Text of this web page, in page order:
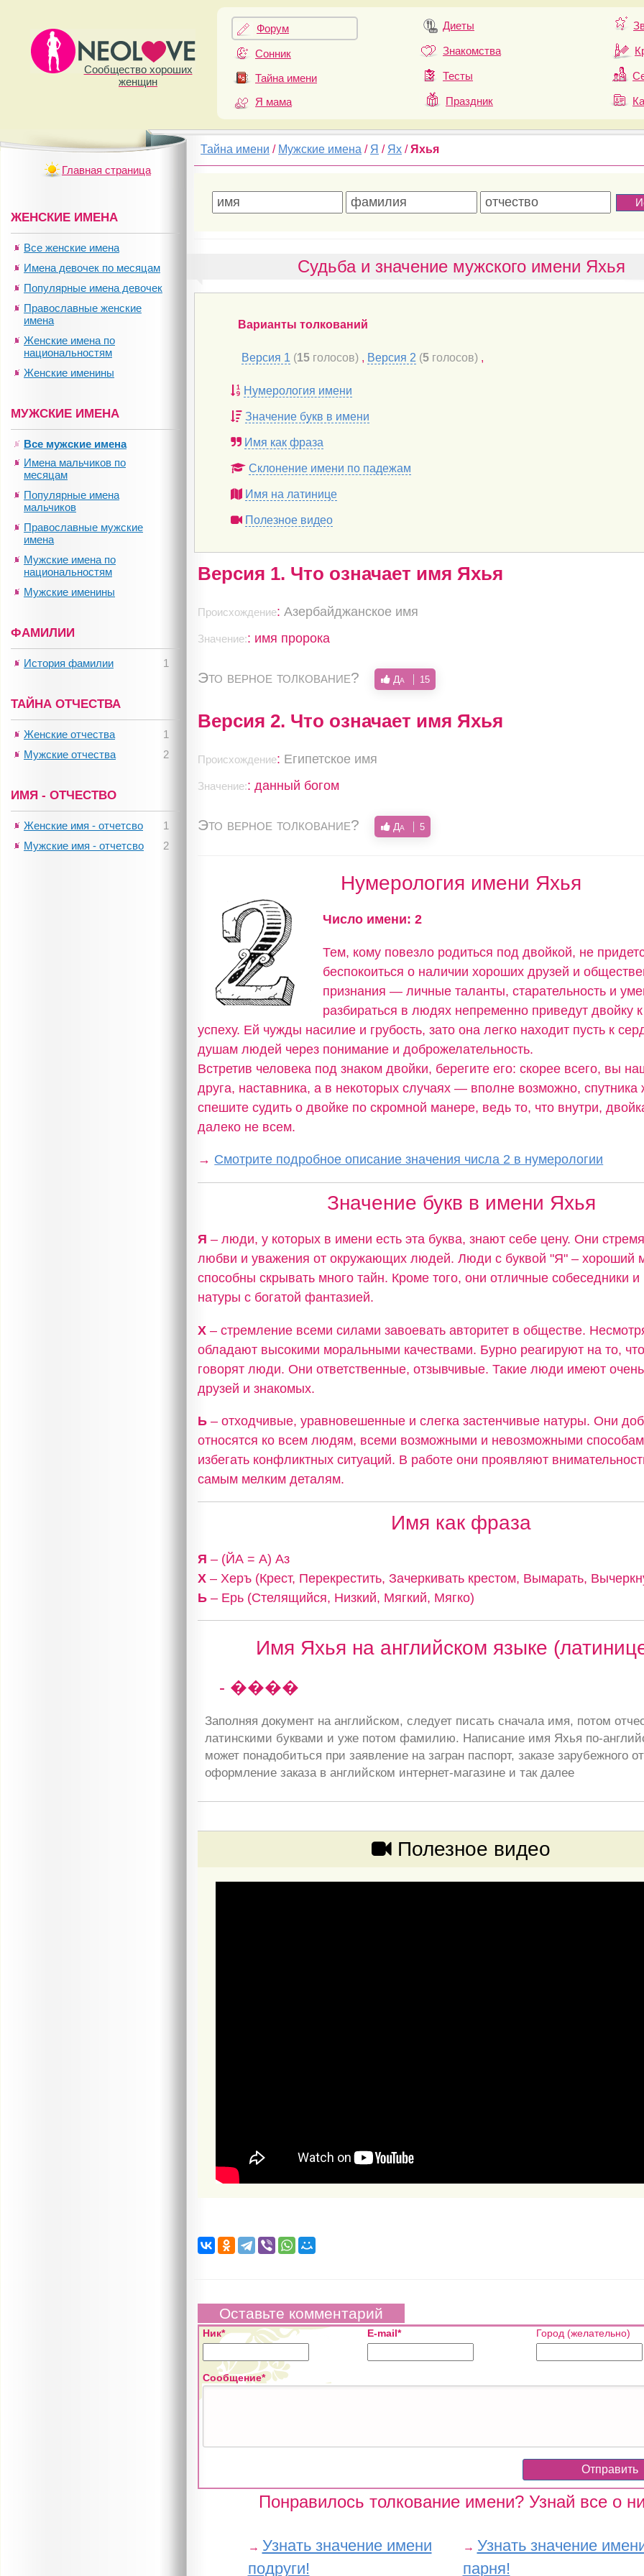
Сообщество хороших
женщин
Форум
Сонник
Тайна имени
Я мама
Диеты
Знакомства
Тесты
Праздник
Тайна имени / Мужские имена / Я / Ях /Яхья
Судьба и значение мужского имени Яхья
Варианты толкований
Версия 1 (15 голосов) , Версия 2 (5 голосов) ,
Нумерология имени
Значение букв в имени
Имя как фраза
Склонение имени по падежам
Имя на латинице
Полезное видео
Версия 1. Что означает имя Яхья
Происхождение:Азербайджанское имя
Значение:: имя пророка
Это верное толкование? Да 15
Версия 2. Что означает имя Яхья
Происхождение: Египетское имя
Значение:: данный богом
Это верное толкование? Да 5
Нумерология имени Яхья
Число имени: 2
Тем, кому повезло родиться под двойкой, не
беспокоиться о наличии хороших друзей и
признания — личные таланты, старательность и
разбираться в людях непременно приведут двойку
успеху. Ей чужды насилие и грубость, зато она легко находит пусть к
душам людей через понимание и доброжелательность.
Встретив человека под знаком двойки, берегите его: скорее всего, вы
друга, наставника, а в некоторых случаях — вполне возможно,
спешите судить о двойке по скромной манере, ведь то, что внутри,
далеко не всем.
→ Смотрите подробное описание значения числа 2 в нумерологии
Значение букв в имени Яхья
Я – люди, у которых в имени есть эта буква, знают себе цену. Они
любви и уважения от окружающих людей. Люди с буквой "Я" – хороший
способны скрывать много тайн. Кроме того, они отличные собеседники
натуры с богатой фантазией.
Х – стремление всеми силами завоевать авторитет в обществе.
обладают высокими моральными качествами. Бурно реагируют на то,
говорят люди. Они ответственные, отзывчивые. Такие люди имеют
друзей и знакомых.
Ь – отходчивые, уравновешенные и слегка застенчивые натуры. Они
относятся ко всем людям, всеми возможными и невозможными
избегать конфликтных ситуаций. В работе они проявляют
самым мелким деталям.
Имя как фраза
Я – (ЙА = А) Аз
Х – Херъ (Крест, Перекрестить, Зачеркивать крестом, Вымарать,
Ь – Ерь (Стелящийся, Низкий, Мягкий, Мягко)
Имя Яхья на английском языке
- ����
Заполняя документ на английском, следует писать сначала имя, потом
латинскими буквами и уже потом фамилию. Написание имя Яхья по-
может понадобиться при заявление на загран паспорт, заказе зарубежного
оформление заказа в английском интернет-магазине и так далее
Полезное видео
Оставьте комментарий
Ник* E-mail* Город (желательно)
Сообщение*
Понравилось толкование имени? Узнай все о
→ Узнать значение имени
подруги!
→ Узнать значение
парня!
Главная страница
ЖЕНСКИЕ ИМЕНА
Все женские имена
Имена девочек по месяцам
Популярные имена девочек
Православные женские
имена
Женские имена по
национальностям
Женские именины
МУЖСКИЕ ИМЕНА
Все мужские имена
Имена мальчиков по
месяцам
Популярные имена
мальчиков
Православные мужские
имена
Мужские имена по
национальностям
Мужские именины
ФАМИЛИИ
1
История фамилии
ТАЙНА ОТЧЕСТВА
1
Женские отчества
2
Мужские отчества
ИМЯ - ОТЧЕСТВО
1
Женские имя - отчетсво
2
Мужские имя - отчетсво